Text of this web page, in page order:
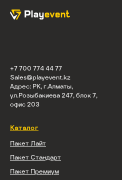
+7 700 774 44 77
Sales@playevent.kz
Адрес: РК, г.Алматы,
ул.Розыбакиева 247, блок 7,
офис 203
Каталог
Пакет Лайт
Пакет Стандарт
Пакет Премиум